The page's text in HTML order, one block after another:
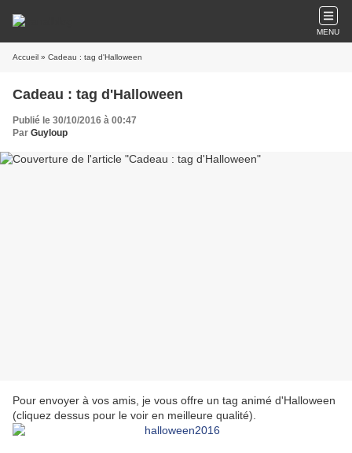
MENU
Accueil » Cadeau : tag d'Halloween
Cadeau : tag d'Halloween
Publié le 30/10/2016 à 00:47
Par Guyloup
Pour envoyer à vos amis, je vous offre un tag animé d'Halloween
(cliquez dessus pour le voir en meilleure qualité).